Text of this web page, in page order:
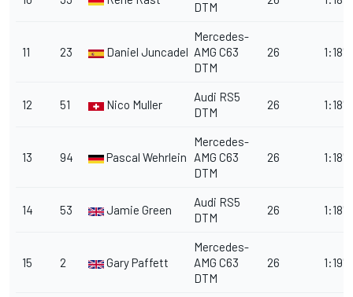
DTM
11 23 Daniel Juncadella
Mercedes-
AMG C63
DTM
26
12 51 Nico Muller
Audi RS5
DTM
26
13 94 Pascal Wehrlein
Mercedes-
AMG C63
DTM
26
14 53 Jamie Green
Audi RS5
DTM
26
15 2 Gary Paffett
Mercedes-
AMG C63
DTM
26